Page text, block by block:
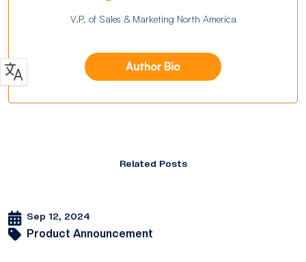
V.P. of Sales & Marketing North America
Author Bio
Related Posts
Sep 12, 2024
Product Announcement